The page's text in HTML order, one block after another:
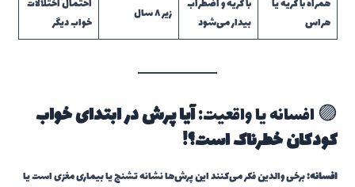
همراه با گریه یا
هراس
با گریه و اضطراب
بیدار می‌شود
زیر ۸ سال
احتمال اختلالات
خواب دیگر
🟣 افسانه یا واقعیت:آیا پرش در ابتدای خواب
کودکان خطرناک است؟!
افسانه:برخی والدین فکر می‌کنند این پرش‌ها نشانه تشنج یا بیماری مغزی است یا